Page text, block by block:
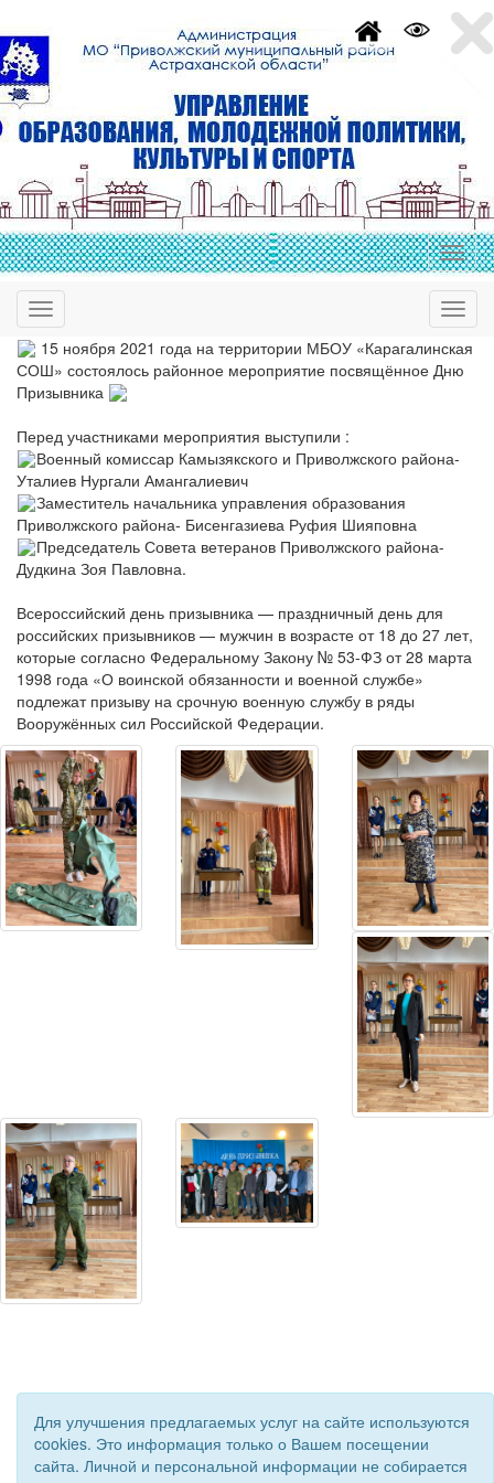
15 ноября 2021 года на территории МБОУ «Карагалинская
СОШ» состоялось районное мероприятие посвящённое Дню
Призывника
Перед участниками мероприятия выступили :
Военный комиссар Камызякского и Приволжского района-
Уталиев Нургали Амангалиевич
Заместитель начальника управления образования
Приволжского района- Бисенгазиева Руфия Шияповна
Председатель Совета ветеранов Приволжского района-
Дудкина Зоя Павловна.
Всероссийский день призывника — праздничный день для
российских призывников — мужчин в возрасте от 18 до 27 лет,
которые согласно Федеральному Закону № 53-ФЗ от 28 марта
1998 года «О воинской обязанности и военной службе»
подлежат призыву на срочную военную службу в ряды
Вооружённых сил Российской Федерации.
Для улучшения предлагаемых услуг на сайте используются
cookies. Это информация только о Вашем посещении
сайта. Личной и персональной информации не собирается